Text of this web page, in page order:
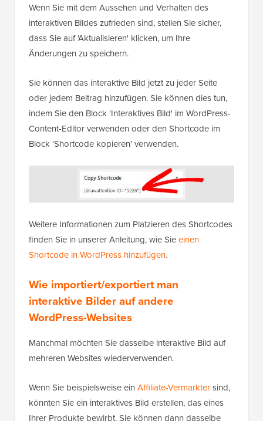
Wenn Sie mit dem Aussehen und Verhalten des
interaktiven Bildes zufrieden sind, stellen Sie sicher,
dass Sie auf 'Aktualisieren' klicken, um Ihre
Änderungen zu speichern.
Sie können das interaktive Bild jetzt zu jeder Seite
oder jedem Beitrag hinzufügen. Sie können dies tun,
indem Sie den Block 'Interaktives Bild' im WordPress-
Content-Editor verwenden oder den Shortcode im
Block 'Shortcode kopieren' verwenden.
Weitere Informationen zum Platzieren des Shortcodes
finden Sie in unserer Anleitung, wie Sieeinen
Shortcode in WordPress hinzufügen.
Wie importiert/exportiert man
interaktive Bilder auf andere
WordPress-Websites
Manchmal möchten Sie dasselbe interaktive Bild auf
mehreren Websites wiederverwenden.
Wenn Sie beispielsweise ein Affiliate-Vermarktersind,
könnten Sie ein interaktives Bild erstellen, das eines
Ihrer Produkte bewirbt. Sie können dann dasselbe